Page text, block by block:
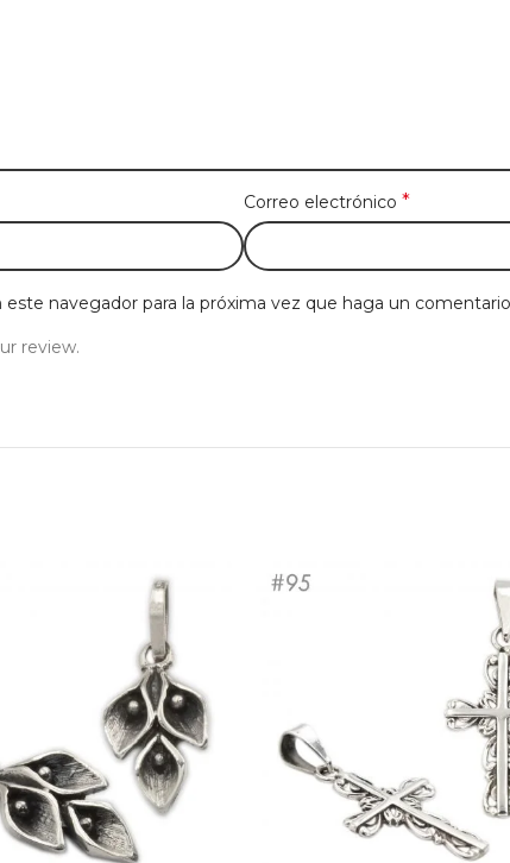
Correo electrónico *
navegador para la próxima vez que haga un
review.